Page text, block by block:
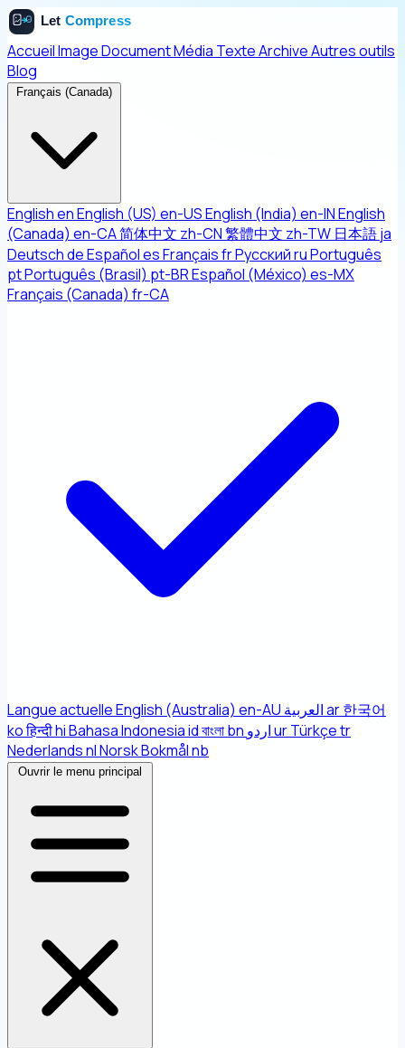
AccueilImageDocumentMédia TexteArchiveAutres outils
Blog
Français (Canada)
EnglishenEnglish (US) en-USEnglish (India) en-INEnglish
(Canada) en-CA简体中文 zh-CN繁體中文 zh-TW 日本語ja
DeutschdeEspañolesFrançaisfrРусскийruPortuguês
ptPortuguês (Brasil) pt-BREspañol (México) es-MX
Français (Canada) fr-CA
Langue actuelleEnglish (Australia) en-AU العربيةar한국어
koहिन्दीhiBahasa Indonesiaidবাংলাbn اردوurTürkçetr
NederlandsnlNorsk Bokmålnb
Ouvrir le menu principal